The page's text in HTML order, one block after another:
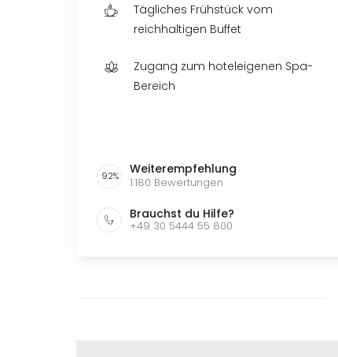
Tägliches Frühstück vom
reichhaltigen Buffet
Zugang zum hoteleigenen Spa-
Bereich
92% Weiterempfehlung
1.180 Bewertungen
Brauchst du Hilfe?
+49 30 5444 55 800